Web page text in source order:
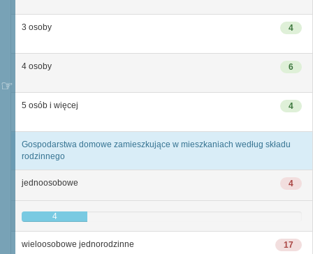
4
3 osoby
6
4 osoby
4
5 osób i więcej
Gospodarstwa domowe zamieszkujące w mieszkaniach według składu
rodzinnego
4
jednoosobowe
4
17
wieloosobowe jednorodzinne